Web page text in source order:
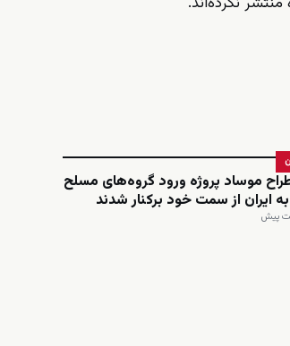
موساد پروژه ورود گروه‌های مسلح
ایران از سمت خود برکنار شدند